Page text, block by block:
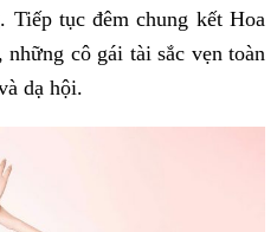
Tiếp tục đêm chung kết Hoa
những cô gái tài sắc vẹn toàn
dạ hội.